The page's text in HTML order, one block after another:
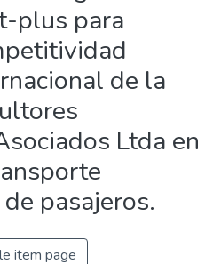
plus para
de la
Ltda en
pasajeros.
item page